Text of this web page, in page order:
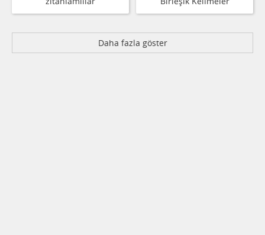
Daha fazla göster